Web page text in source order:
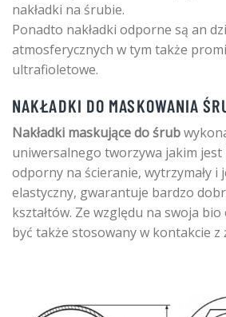
nakładki na śrubie.
Ponadto nakładki odporne są an
atmosferycznych w tym także
ultrafioletowe.
NAKŁADKI DO MASKOWANIA
Nakładki maskujące do śrub
uniwersalnego tworzywa jakim jest
odporny na ścieranie, wytrzymały i
elastyczny, gwarantuje bardzo
kształtów. Ze względu na swoja
być także stosowany w kontakcie z